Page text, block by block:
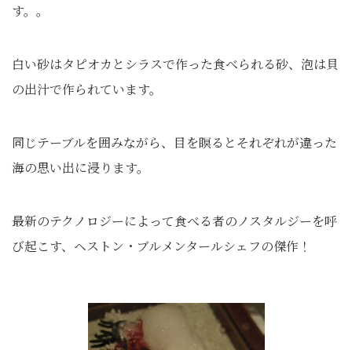
す。。
白い砂はタピオカとシラスで作った食べられる砂、泡は貝
の出汁で作られています。
同じテーブルを囲みながら、目を瞑るとそれぞれが違った
海の思い出に浸ります。
最新のテクノロジーによって食べる者のノスタルジーを呼
び起こす、ヘストン・ブルメンタールシェフの傑作！